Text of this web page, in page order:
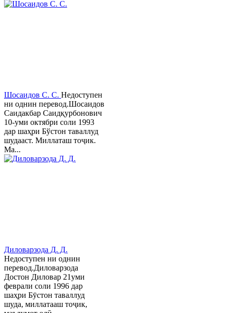
Шосаидов С. С. Недоступен
ни однин перевод.Шосаидов
Саидакбар Саидқурбонович
10-уми октябри соли 1993
дар шаҳри Бўстон таваллуд
шудааст. Миллаташ тоҷик.
Ма...
Диловарзода Д. Д.
Недоступен ни однин
перевод.Диловарзода
Достон Диловар 21уми
феврали соли 1996 дар
шаҳри Бӯстон таваллуд
шуда, миллатааш тоҷик,